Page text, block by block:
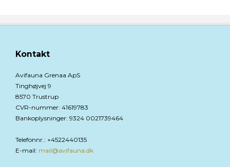
Kontakt
Avifauna Grenaa ApS
Tinghøjvej 9
8570 Trustrup
CVR-nummer: 41619783
Bankoplysninger: 9324 0021739464
Telefonnr. : +4522440135
E-mail: mail@avifauna.dk